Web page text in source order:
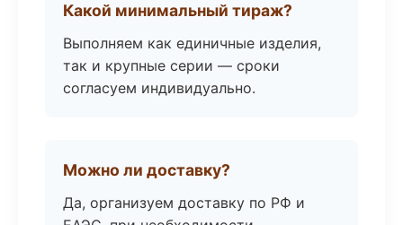
Какой минимальный тираж?
Выполняем как единичные изделия,
так и крупные серии — сроки
согласуем индивидуально.
Можно ли доставку?
Да, организуем доставку по РФ и